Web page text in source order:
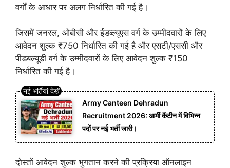
वर्गों के आधार पर अलग निर्धारित की गई है।
जिसमें जनरल, ओबीसी और ईडब्ल्यूएस वर्ग के उम्मीदवारों के लिए
आवेदन शुल्क ₹750 निर्धारित की गई है और एसटी/एससी और
पीडबल्यूडी वर्ग के उम्मीदवारों के लिए आवेदन शुल्क ₹150
निर्धारित की गई है।
Army Canteen Dehradun
Recruitment 2026: आर्मी कैंटीन में विभिन्न
पदों पर नई भर्ती जारी।
दोस्तों आवेदन शुल्क भुगतान करने की प्रक्रिया ऑनलाइन